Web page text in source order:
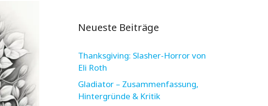
Neueste Beiträge
Thanksgiving: Slasher-Horror von
Eli Roth
Gladiator – Zusammenfassung,
Hintergründe & Kritik